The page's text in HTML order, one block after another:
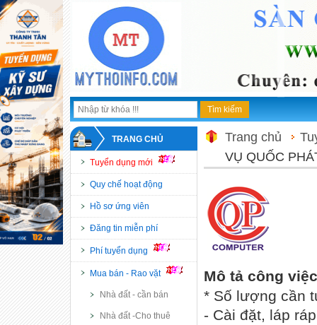
TRANG CHỦ
Tuyển dụng mới
Quy chế hoạt động
Hồ sơ ứng viên
Đăng tin miễn phí
Phí tuyển dụng
Mua bán - Rao vặt
Nhà đất - cần bán
Nhà đất -Cho thuê
Trang chủ
VỤ QUỐC
Mô tả công việc
* Số lượng cần
- Cài đặt, láp